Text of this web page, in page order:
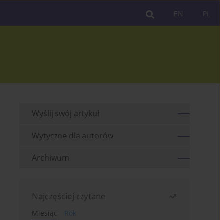
PL
EN
Wyślij swój artykuł
Wytyczne dla autorów
Archiwum
Najczęściej czytane
Miesiąc
Rok